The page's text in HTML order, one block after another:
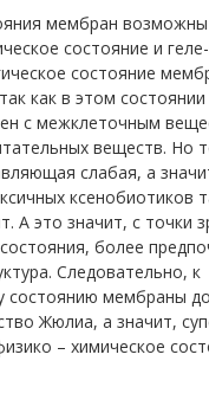
мембран возможны
состояние и
состояние
как в этом
с межклеточным
веществ. Но
слабая, а
ксенобиотиков
А это значит, с точки
более
Следовательно, к
состоянию мембраны
Жюлиа, а значит,
– химическое